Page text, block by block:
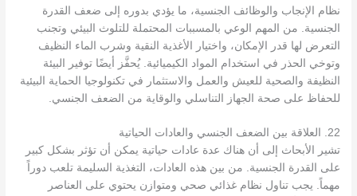
نظام الإنجاب والوظائف الجنسية، ما يؤدي بدوره إلى ضعف القدرة
الجنسية. من المهم الوعي بالمسببات المحتملة للتلوث البيئي وتجنب
التعرض لها قدر الإمكان، واختيار الأغذية النقية وشرب الماء النظيف
وتوخي الحذر في استخدام المواد الكيميائية. يُحفَّز أيضًا توفير البيئة
النظيفة والصحية للعيش والعمل والاستثمار في تكنولوجيا الحماية البيئية
للحفاظ على صحة الجهاز التناسلي والوقاية من الضعف الجنسي.
22. العلاقة بين الضعف الجنسي والعادات الحياتية
تشير الأبحاث إلى أن هناك عدة عادات حياتية يمكن أن تؤثر بشكل كبير
على القدرة الجنسية. من بين هذه العادات، التغذية السليمة تلعب دوراً
مهماً. يجب تناول نظام غذائي صحي ومتوازن يحتوي على العناصر